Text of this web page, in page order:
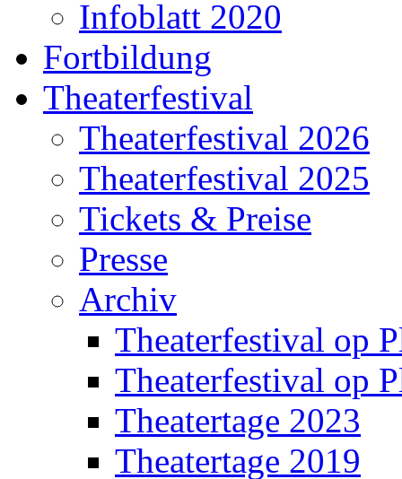
Infoblatt 2020
Fortbildung
Theaterfestival
Theaterfestival 2026
Theaterfestival 2025
Tickets & Preise
Presse
Archiv
Theaterfestival op
Theaterfestival op
Theatertage 2023
Theatertage 2019